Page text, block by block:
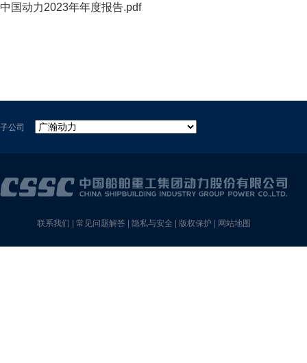
中国动力2023年年度报告.pdf
子公司
联系我们 常见问题解答 隐私与安全 版权保护 网站地图